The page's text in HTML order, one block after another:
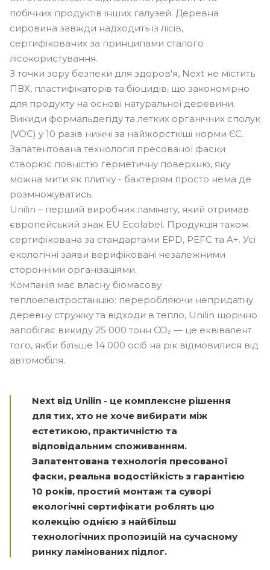
побічних продуктів інших галузей. Деревна
сировина завжди надходить із лісів,
сертифікованих за принципами сталого
лісокористування.
З точки зору безпеки для здоров'я, Next не містить
ПВХ, пластифікаторів та біоцидів, що закономірно
для продукту на основі натуральної деревини.
Викиди формальдегіду та летких органічних сполук
(VOC) у 10 разів нижчі за найжорсткіші норми ЄС.
Запатентована технологія пресованої фаски
створює повністю герметичну поверхню, яку
можна мити як плитку - бактеріям просто нема де
розмножуватись.
Unilin – перший виробник ламінату, який отримав
європейський знак EU Ecolabel. Продукція також
сертифікована за стандартами EPD, PEFC та A+. Усі
екологічні заяви верифіковані незалежними
сторонніми організаціями.
Компанія має власну біомасову
теплоелектростанцію: переробляючи непридатну
деревну стружку та відходи в тепло, Unilin щорічно
запобігає викиду 25 000 тонн CO₂ — це еквівалент
того, якби більше 14 000 осіб на рік відмовилися від
автомобіля.
Next від Unilin - це комплексне рішення
для тих, хто не хоче вибирати між
естетикою, практичністю та
відповідальним споживанням.
Запатентована технологія пресованої
фаски, реальна водостійкість з гарантією
10 років, простий монтаж та суворі
екологічні сертифікати роблять цю
колекцію однією з найбільш
технологічних пропозицій на сучасному
ринку ламінованих підлог.